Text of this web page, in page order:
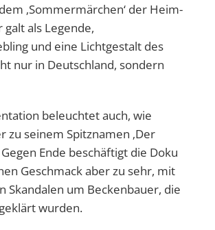
‚Sommermärchen‘ der Heim-
galt als Legende,
und eine Lichtgestalt des
nur in Deutschland, sondern
beleuchtet auch, wie
zu seinem Spitznamen ‚Der
Gegen Ende beschäftigt die Doku
Geschmack aber zu sehr, mit
Skandalen um Beckenbauer, die
wurden.